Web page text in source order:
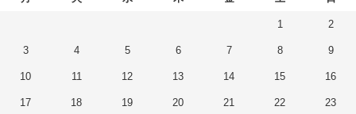
1 2
3 4 5 6 7 8 9
10 11 12 13 14 15 16
17 18 19 20 21 22 23